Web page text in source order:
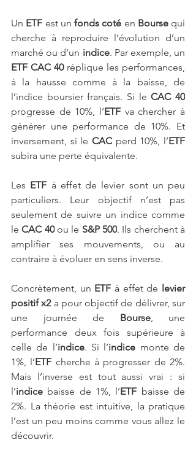
Un ETF est un fonds coté en Bourse qui
cherche à reproduire l’évolution d’un
marché ou d’un indice
ETF CAC 40 réplique les performances,
à la hausse comme à la baisse, de
l’indice boursier français. Si le CAC 40
progresse de 10%, l’ETF va chercher à
générer une performance de 10%. Et
inversement, si le CAC perd 10%, l’ETF
subira une perte équivalente.
Les ETF à effet de levier sont un peu
particuliers. Leur objectif n’est pas
seulement de suivre un indice comme
le CAC 40 ou le S&P 500. Ils cherchent à
amplifier ses mouvements, ou au
contraire à évoluer en sens inverse.
Concrètement, un ETF à effet de levier
positif x2 a pour objectif de délivrer, sur
une journée de Bourse, une
performance deux fois supérieure à
celle de l’indice. Si l’indice monte de
1%, l’ETF cherche à progresser de 2%.
Mais l’inverse est tout aussi vrai : si
l’indice baisse de 1%, l’ETF baisse de
2%. La théorie est intuitive, la pratique
l’est un peu moins comme vous allez le
découvrir.